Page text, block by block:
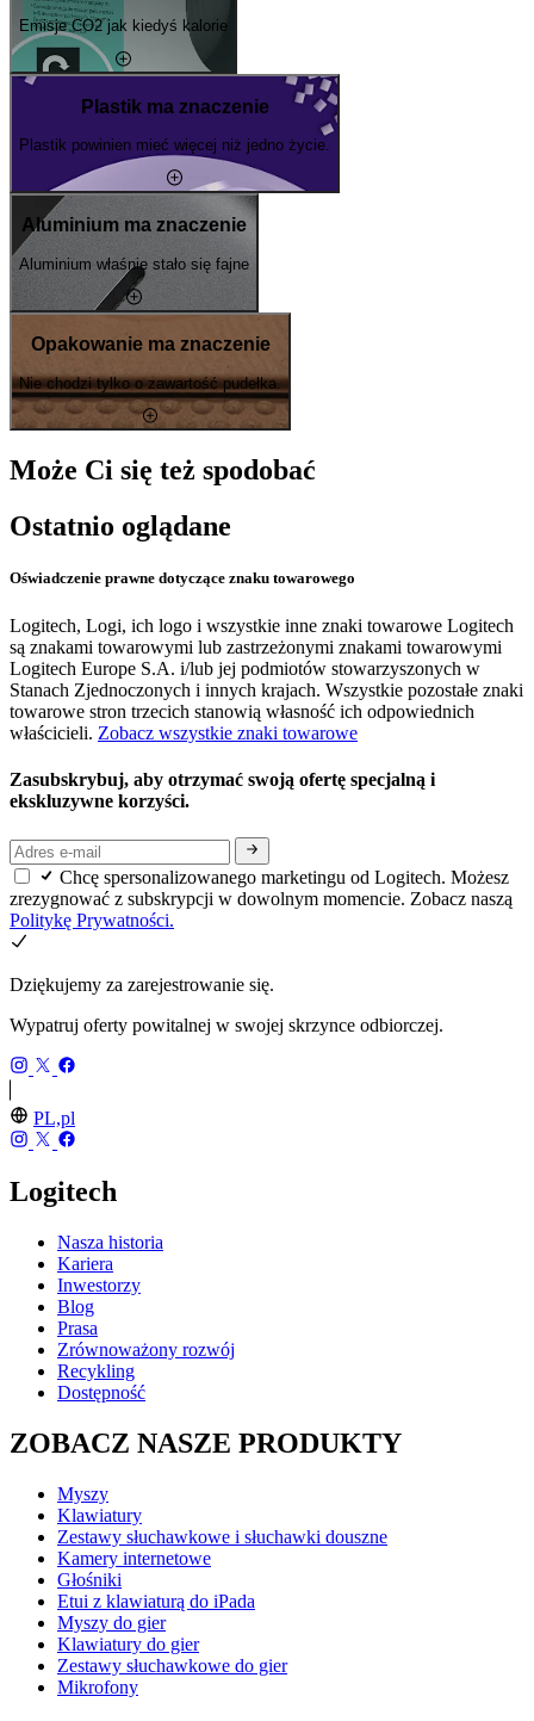
Emisje CO2 jak kiedyś kalorie
Plastik ma znaczenie
Plastik powinien mieć więcej niż jedno życie.
Aluminium ma znaczenie
Aluminium właśnie stało się fajne
Opakowanie ma znaczenie
Nie chodzi tylko o zawartość pudełka.
Może Ci się też spodobać
Ostatnio oglądane
Oświadczenie prawne dotyczące znaku towarowego
Logitech, Logi, ich logo i wszystkie inne znaki towarowe Logitech
są znakami towarowymi lub zastrzeżonymi znakami towarowymi
Logitech Europe S.A. i/lub jej podmiotów stowarzyszonych w
Stanach Zjednoczonych i innych krajach. Wszystkie pozostałe znaki
towarowe stron trzecich stanowią własność ich odpowiednich
właścicieli. Zobacz wszystkie znaki towarowe
Zasubskrybuj, aby otrzymać swoją ofertę specjalną i
ekskluzywne korzyści.
Chcę spersonalizowanego marketingu od Logitech. Możesz
zrezygnować z subskrypcji w dowolnym momencie. Zobacz naszą
Politykę Prywatności.
Dziękujemy za zarejestrowanie się.
Wypatruj oferty powitalnej w swojej skrzynce odbiorczej.
PL,pl
Logitech
Nasza historia
Kariera
Inwestorzy
Blog
Prasa
Zrównoważony rozwój
Recykling
Dostępność
ZOBACZ NASZE PRODUKTY
Myszy
Klawiatury
Zestawy słuchawkowe i słuchawki douszne
Kamery internetowe
Głośniki
Etui z klawiaturą do iPada
Myszy do gier
Klawiatury do gier
Zestawy słuchawkowe do gier
Mikrofony